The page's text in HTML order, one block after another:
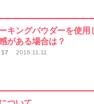
キングパウダーを使用
がある場合は？
17 2016.11.11